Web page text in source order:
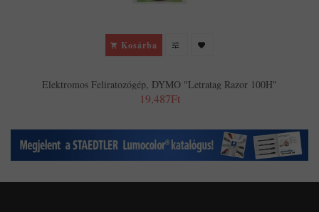
Kosárba
Elektromos Feliratozógép, DYMO "Letratag Razor 100H"
19,487Ft